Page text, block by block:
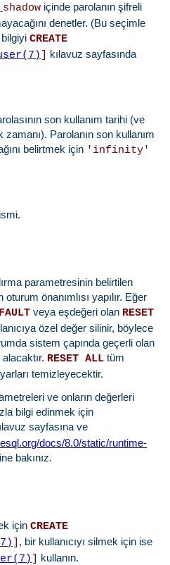
içinde parolanın şifreli
denetler. (Bu seçimle
bilgiyiCREATE
kılavuz sayfasında
son kullanım tarihi (ve
zamanı). Parolanın son kullanım
belirtmek için 'infinity'
parametresinin belirtilen
oturum önanımlısı yapılır. Eğer
veya eşdeğeri olan RESET
özel değer silinir, böylece
sistem çapında geçerli olan
alacaktır. RESET ALL tüm
temizleyecektir.
ve onların değerleri
bilgi edinmek için
sayfasına ve
docs/8.0/static/runtime-
bakınız.
içinCREATE
, bir kullanıcıyı silmek için ise
kullanın.